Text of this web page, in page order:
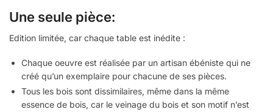
Une seule pièce:
Edition limitée, car chaque table est inédite :
Chaque oeuvre est réalisée par un artisan ébéniste qui ne
créé qu’un exemplaire pour chacune de ses pièces.
Tous les bois sont dissimilaires, même dans la même
essence de bois, car le veinage du bois et son motif n’est